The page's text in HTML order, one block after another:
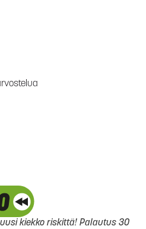
kiekko riskittä! Palautus 30